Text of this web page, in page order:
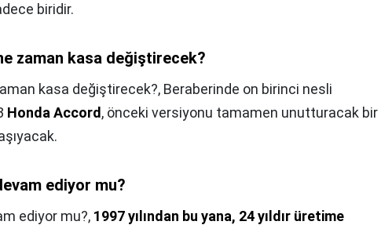
biridir.
zaman kasa değiştirecek?
kasa değiştirecek?, Beraberinde on birinci nesli
Honda Accord, önceki versiyonu tamamen unutturacak bir
ediyor mu?
ediyor mu?, 1997 yılından bu yana, 24 yıldır üretime